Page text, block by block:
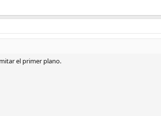
el primer plano.